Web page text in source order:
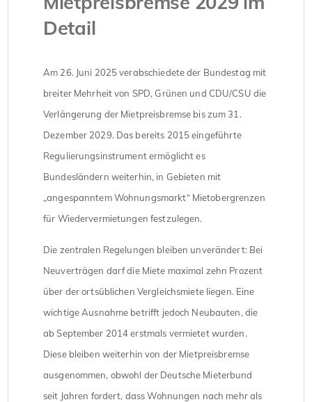
Detail
Am 26. Juni 2025 verabschiedete der Bundestag mit
breiter Mehrheit von SPD, Grünen und CDU/CSU die
Verlängerung der Mietpreisbremse bis zum 31.
Dezember 2029. Das bereits 2015 eingeführte
Regulierungsinstrument ermöglicht es
Bundesländern weiterhin, in Gebieten mit
„angespanntem Wohnungsmarkt“ Mietobergrenzen
für Wiedervermietungen festzulegen.
Die zentralen Regelungen bleiben unverändert: Bei
Neuverträgen darf die Miete maximal zehn Prozent
über der ortsüblichen Vergleichsmiete liegen. Eine
wichtige Ausnahme betrifft jedoch Neubauten, die
ab September 2014 erstmals vermietet wurden.
Diese bleiben weiterhin von der Mietpreisbremse
ausgenommen, obwohl der Deutsche Mieterbund
seit Jahren fordert, dass Wohnungen nach mehr als